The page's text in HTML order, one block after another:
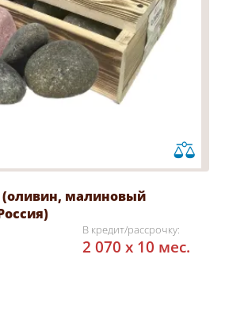
малиновый
В кредит/рассрочку:
2 070 x 10 мес.